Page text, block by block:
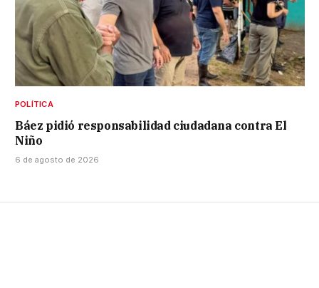
POLÍTICA
Báez pidió responsabilidad ciudadana contra El
Niño
6 de agosto de 2026